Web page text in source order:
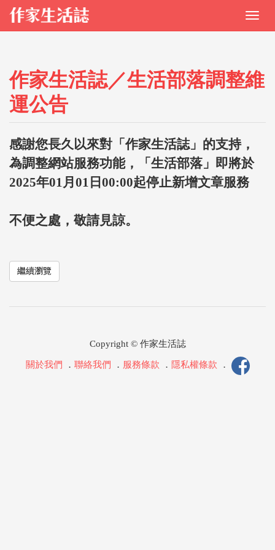
作家生活誌／生活部落調整維
運公告
感謝您長久以來對「作家生活誌」的支持，
為調整網站服務功能，「生活部落」即將於
2025年01月01日00:00起停止新增文章服務
不便之處，敬請見諒。
繼續瀏覽
Copyright © 作家生活誌
關於我們 ． 聯絡我們 ． 服務條款 ． 隱私權條款 ．